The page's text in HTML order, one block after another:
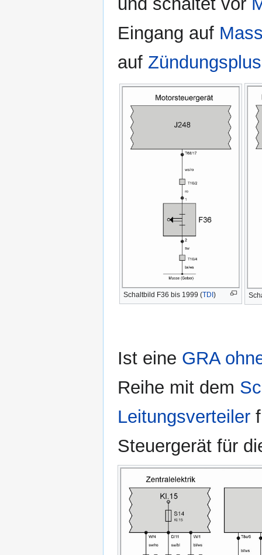
Eingang auf
auf Zündungsplus
Schaltbild F36 bis 1999 (TDI )
Ist eine GRA
Reihe mit dem
Leitungsverteiler
Steuergerät für